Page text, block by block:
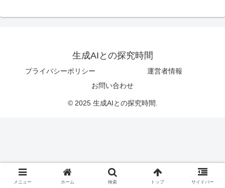
生成AIとの探究時間
プライバシーポリシー
運営者情報
お問い合わせ
© 2025 生成AIとの探究時間.
メニュー ホーム 検索 トップ サイドバー